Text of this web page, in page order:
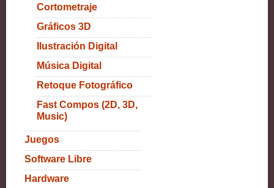
Cortometraje
Gráficos 3D
Ilustración Digital
Música Digital
Retoque Fotográfico
Fast Compos (2D, 3D,
Music)
Juegos
Software Libre
Hardware